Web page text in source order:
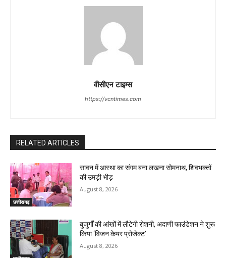
वीसीएन टाइम्स
https://vcntimes.com
RELATED ARTICLES
छत्तीसगढ़
सावन में आस्था का संगम बना लखना सोमनाथ, शिवभक्तों
की उमड़ी भीड़
August 8, 2026
बुजुर्गों की आंखों में लौटेगी रोशनी, अदाणी फाउंडेशन ने शुरू
किया ‘विजन केयर प्रोजेक्ट’
August 8, 2026